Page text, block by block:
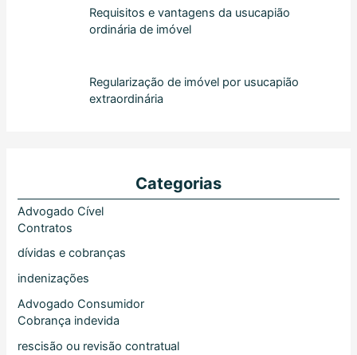
Requisitos e vantagens da usucapião
ordinária de imóvel
Regularização de imóvel por usucapião
extraordinária
Categorias
Advogado Cível
Contratos
dívidas e cobranças
indenizações
Advogado Consumidor
Cobrança indevida
rescisão ou revisão contratual